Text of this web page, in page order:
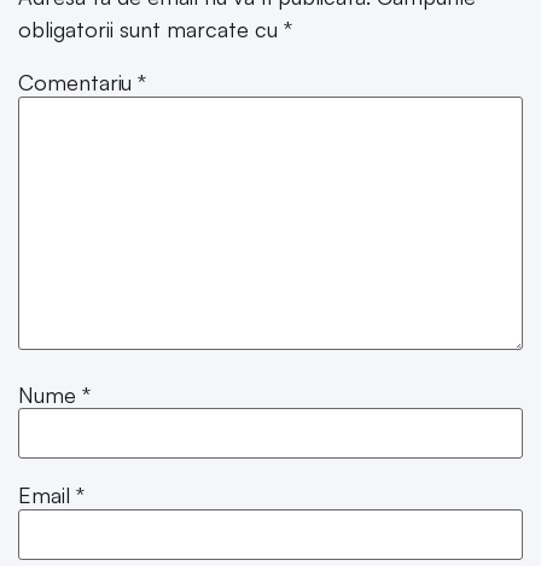
obligatorii sunt marcate cu *
Comentariu *
Nume *
Email *